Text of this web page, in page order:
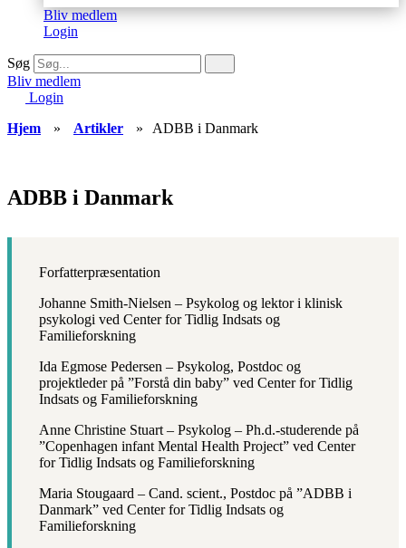
Bliv medlem
Login
Søg
Bliv medlem
Login
Hjem
» Artikler » ADBB i Danmark
ADBB i Danmark
Forfatterpræsentation
Johanne Smith-Nielsen – Psykolog og lektor i klinisk
psykologi ved Center for Tidlig Indsats og
Familieforskning
Ida Egmose Pedersen – Psykolog, Postdoc og
projektleder på ”Forstå din baby” ved Center for Tidlig
Indsats og Familieforskning
Anne Christine Stuart – Psykolog – Ph.d.-studerende på
”Copenhagen infant Mental Health Project” ved Center
for Tidlig Indsats og Familieforskning
Maria Stougaard – Cand. scient., Postdoc på ”ADBB i
Danmark” ved Center for Tidlig Indsats og
Familieforskning